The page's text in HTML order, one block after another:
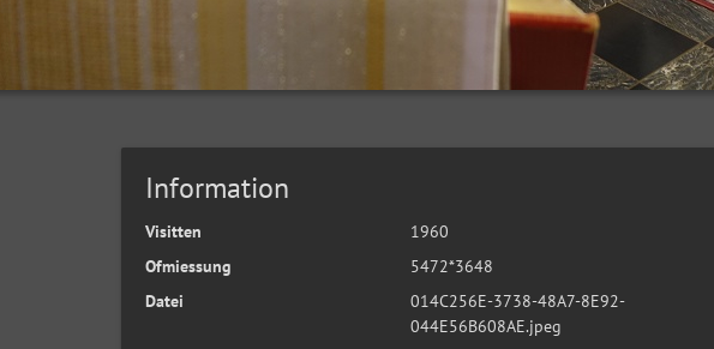
Information
Visitten
1960
Ofmiessung
5472*3648
Datei
014C256E-3738-48A7-8E92-
044E56B608AE.jpeg